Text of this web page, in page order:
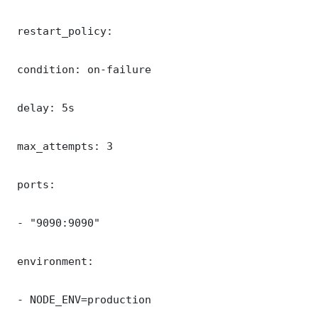
restart_policy:
condition: on-failure
delay: 5s
max_attempts: 3
ports:
- "9090:9090"
environment:
- NODE_ENV=production